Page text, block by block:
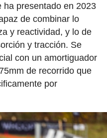
ha presentado en 2023
de combinar lo
y reactividad, y lo de
y tracción. Se
con un amortiguador
de recorrido que
por